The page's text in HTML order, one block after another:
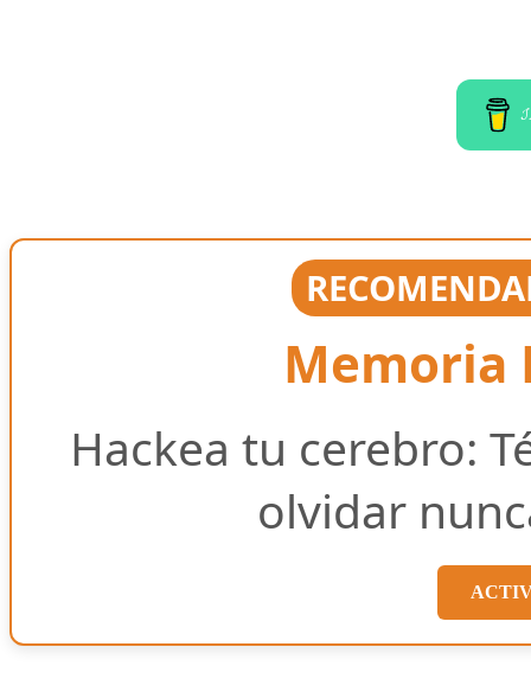
Memoria
Hackea tu cerebro:
olvidar